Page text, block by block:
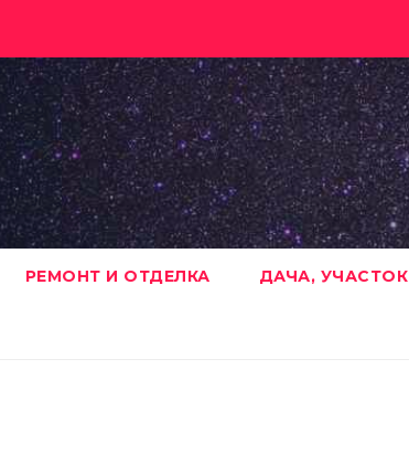
РЕМОНТ И ОТДЕЛКА ДАЧА, УЧАСТОК